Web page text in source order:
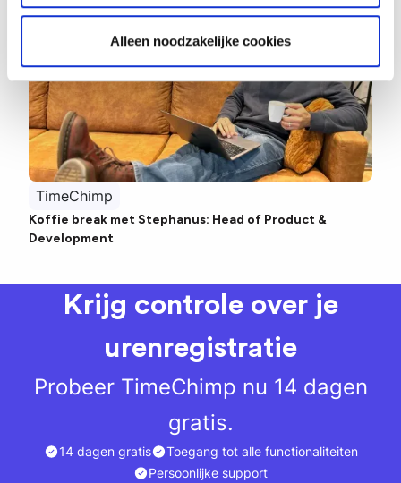
Alleen noodzakelijke cookies
TimeChimp
Koffie break met Stephanus: Head of Product &
Development
Krijg controle over je
urenregistratie
Probeer TimeChimp nu 14 dagen
gratis.
14 dagen gratis
Toegang tot alle functionaliteiten
Persoonlijke support